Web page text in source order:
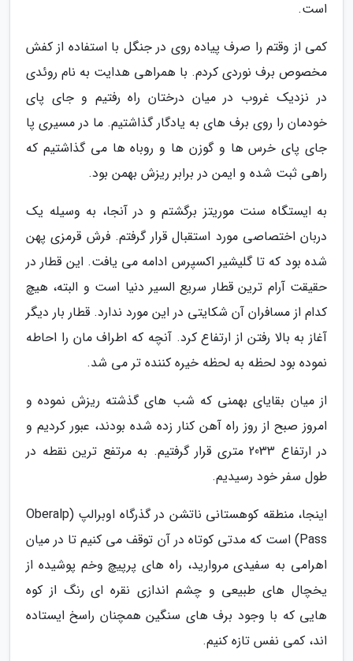
است.
کمی از وقتم را صرف پیاده روی در جنگل با استفاده از کفش
مخصوص برف نوردی کردم. با همراهی هدایت به نام روئدی
در نزدیک غروب در میان درختان راه رفتیم و جای پای
خودمان را روی برف های به یادگار گذاشتیم. ما در مسیری پا
جای پای خرس ها و گوزن ها و روباه ها می گذاشتیم که
راهی ثبت شده و ایمن در برابر ریزش بهمن بود.
به ایستگاه سنت موریتز برگشتم و در آنجا، به وسیله یک
دربان اختصاصی مورد استقبال قرار گرفتم. فرش قرمزی پهن
شده بود که تا گلیشیر اکسپرس ادامه می یافت. این قطار در
حقیقت آرام ترین قطار سریع السیر دنیا است و البته، هیچ
کدام از مسافران آن شکایتی در این مورد ندارد. قطار بار دیگر
آغاز به بالا رفتن از ارتفاع کرد. آنچه که اطراف مان را احاطه
نموده بود لحظه به لحظه خیره کننده تر می شد.
از میان بقایای بهمنی که شب های گذشته ریزش نموده و
امروز صبح از روز راه آهن کنار زده شده بودند، عبور کردیم و
در ارتفاع 2033 متری قرار گرفتیم. به مرتفع ترین نقطه در
طول سفر خود رسیدیم.
اینجا، منطقه کوهستانی ناتشن در گذرگاه اوبرالپ (Oberalp
Pass) است که مدتی کوتاه در آن توقف می کنیم تا در میان
اهرامی به سفیدی مروارید، راه های پرپیچ وخم پوشیده از
یخچال های طبیعی و چشم اندازی نقره ای رنگ از کوه
هایی که با وجود برف های سنگین همچنان راسخ ایستاده
اند، کمی نفس تازه کنیم.